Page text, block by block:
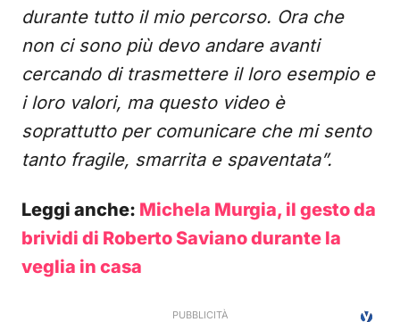
durante tutto il mio percorso. Ora che
non ci sono più devo andare avanti
cercando di trasmettere il loro esempio e
i loro valori, ma questo video è
soprattutto per comunicare che mi sento
tanto fragile, smarrita e spaventata”.
Leggi anche: Michela Murgia, il gesto da
brividi di Roberto Saviano durante la
veglia in casa